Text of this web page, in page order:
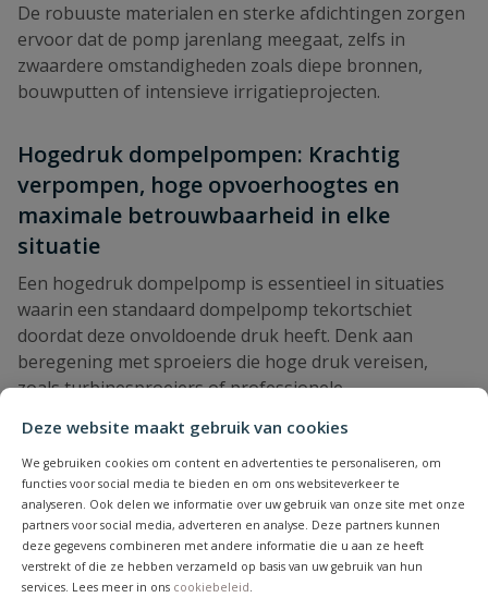
Deze website maakt gebruik van cookies
We gebruiken cookies om content en advertenties te personaliseren, om
functies voor social media te bieden en om ons websiteverkeer te
analyseren. Ook delen we informatie over uw gebruik van onze site met onze
partners voor social media, adverteren en analyse. Deze partners kunnen
deze gegevens combineren met andere informatie die u aan ze heeft
verstrekt of die ze hebben verzameld op basis van uw gebruik van hun
services. Lees meer in ons cookiebeleid
De robuuste materialen en sterke afdichtingen zorgen
ervoor dat de pomp jarenlang meegaat, zelfs in
zwaardere omstandigheden zoals diepe bronnen,
bouwputten of intensieve irrigatieprojecten.
Hogedruk dompelpompen: Krachtig
verpompen, hoge opvoerhoogtes en
maximale betrouwbaarheid in elke
situatie
Een hogedruk dompelpomp is essentieel in situaties
waarin een standaard dompelpomp tekortschiet
doordat deze onvoldoende druk heeft. Denk aan
beregening met sproeiers die hoge druk vereisen,
zoals turbinesproeiers of professionele
moet worden – bijvoorbeeld uit een diepe bron,
waterput of reservoir – is een hogedrukpomp
noodzakelijk. Hogedruk dompelpompen bieden een
combinatie van hoge prestaties en compacte
afmetingen. Ze staan volledig onder water, zijn
eenvoudig te installeren en hebben geen
aanzuigproblemen zoals bovengrondse pompen.